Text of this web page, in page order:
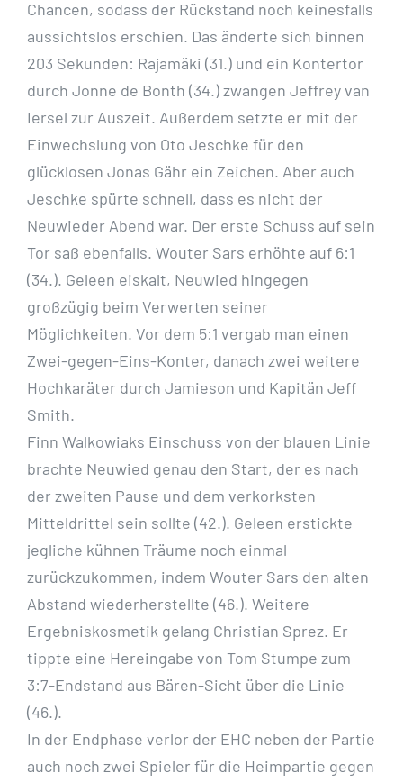
Chancen, sodass der Rückstand noch keinesfalls
aussichtslos erschien. Das änderte sich binnen
203 Sekunden: Rajamäki (31.) und ein Kontertor
durch Jonne de Bonth (34.) zwangen Jeffrey van
Iersel zur Auszeit. Außerdem setzte er mit der
Einwechslung von Oto Jeschke für den
glücklosen Jonas Gähr ein Zeichen. Aber auch
Jeschke spürte schnell, dass es nicht der
Neuwieder Abend war. Der erste Schuss auf sein
Tor saß ebenfalls. Wouter Sars erhöhte auf 6:1
(34.). Geleen eiskalt, Neuwied hingegen
großzügig beim Verwerten seiner
Möglichkeiten. Vor dem 5:1 vergab man einen
Zwei-gegen-Eins-Konter, danach zwei weitere
Hochkaräter durch Jamieson und Kapitän Jeff
Smith.
Finn Walkowiaks Einschuss von der blauen Linie
brachte Neuwied genau den Start, der es nach
der zweiten Pause und dem verkorksten
Mitteldrittel sein sollte (42.). Geleen erstickte
jegliche kühnen Träume noch einmal
zurückzukommen, indem Wouter Sars den alten
Abstand wiederherstellte (46.). Weitere
Ergebniskosmetik gelang Christian Sprez. Er
tippte eine Hereingabe von Tom Stumpe zum
3:7-Endstand aus Bären-Sicht über die Linie
(46.).
In der Endphase verlor der EHC neben der Partie
auch noch zwei Spieler für die Heimpartie gegen